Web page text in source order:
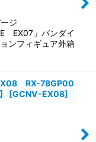
ージ
EX07」バンダイ
ンフィギュア外箱
RX-78GP00
[GCNV-EX08]